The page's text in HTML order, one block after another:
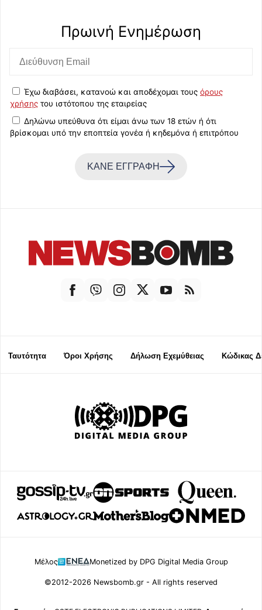
Πρωινή Eνημέρωση
Έχω διαβάσει, κατανοώ και αποδέχομαι τους όρους
χρήσης του ιστότοπου της εταιρείας
Δηλώνω υπεύθυνα ότι είμαι άνω των 18 ετών ή ότι
βρίσκομαι υπό την εποπτεία γονέα ή κηδεμόνα ή επιτρόπου
ΚΑΝΕ ΕΓΓΡΑΦΗ
Ταυτότητα Όροι Χρήσης Δήλωση Εχεμύθειας Κώδικας
Μέλος Monetized by DPG Digital Media Group
©2012-2026 Newsbomb.gr - All rights reserved